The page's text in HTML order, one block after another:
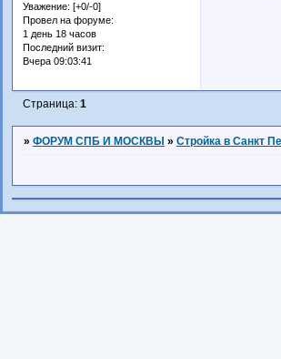
Уважение: [+0/-0]
Провел на форуме:
1 день 18 часов
Последний визит:
Вчера 09:03:41
Страница: 1
» ФОРУМ СПБ И МОСКВЫ » Стройка в Санкт